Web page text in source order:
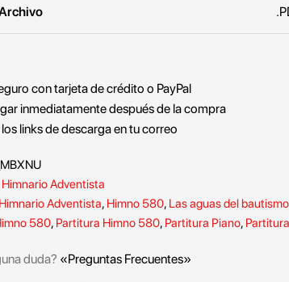
con tarjeta de crédito o PayPal
inmediatamente después de la compra
links de descarga en tu correo
Himnario Adventista
Himnario Adventista, Himno 580, Las aguas del bautismo
580, Partitura Himno 580, Partitura Piano,
duda? «Preguntas Frecuentes»